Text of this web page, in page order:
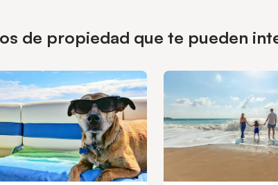
de propiedad que te pueden